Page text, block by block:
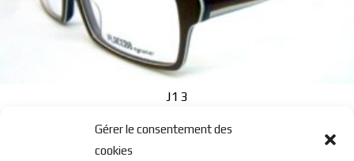
Gérer le consentement des
cookies
J13